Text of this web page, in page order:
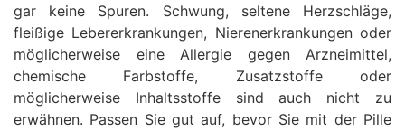
gar keine Spuren. Schwung, seltene Herzschläge,
fleißige Lebererkrankungen, Nierenerkrankungen oder
möglicherweise eine Allergie gegen Arzneimittel,
chemische Farbstoffe, Zusatzstoffe oder
möglicherweise Inhaltsstoffe sind auch nicht zu
erwähnen. Passen Sie gut auf, bevor Sie mit der Pille